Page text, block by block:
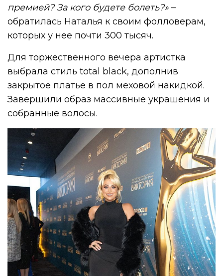
премией? За кого будете болеть?» –
обратилась Наталья к своим фолловерам,
которых у нее почти 300 тысяч.
Для торжественного вечера артистка
выбрала стиль total black, дополнив
закрытое платье в пол меховой накидкой.
Завершили образ массивные украшения и
собранные волосы.